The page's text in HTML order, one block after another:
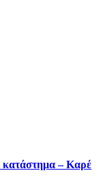
κατάστημα – Καρέ